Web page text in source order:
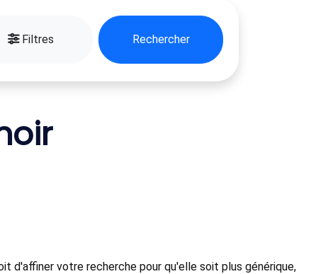
Filtres Rechercher
d'affiner votre recherche pour qu'elle soit plus générique,